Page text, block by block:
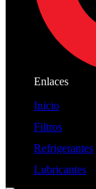
Enlaces
Inicio
Filtros
Refrigerantes
Lubricantes